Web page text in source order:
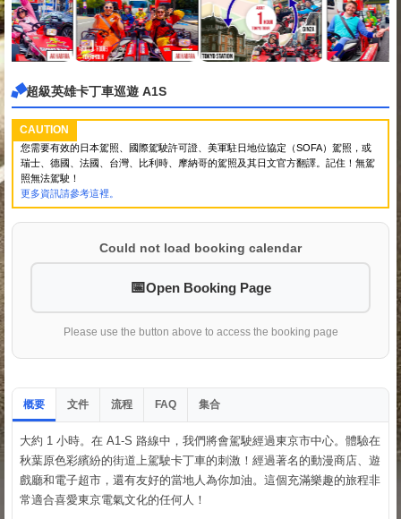
超級英雄卡丁車巡遊 A1S
CAUTION
您需要有效的日本駕照、國際駕駛許可證、美軍駐日地位協定（SOFA）駕照，或
瑞士、德國、法國、台灣、比利時、摩納哥的駕照及其日文官方翻譯。記住！無駕
照無法駕駛！
更多資訊請參考這裡。
Could not load booking calendar
Open Booking Page
Please use the button above to access the booking page
概要 文件 流程 FAQ 集合
大約 1 小時。在 A1-S 路線中，我們將會駕駛經過東京市中心。體驗在
秋葉原色彩繽紛的街道上駕駛卡丁車的刺激！經過著名的動漫商店、遊
戲廳和電子超市，還有友好的當地人為你加油。這個充滿樂趣的旅程非
常適合喜愛東京電氣文化的任何人！